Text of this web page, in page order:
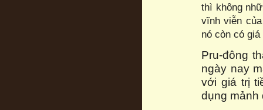
thì không
vĩnh viễn
nó còn có
Pru-đông
ngày nay
với giá trị
dụng mảnh